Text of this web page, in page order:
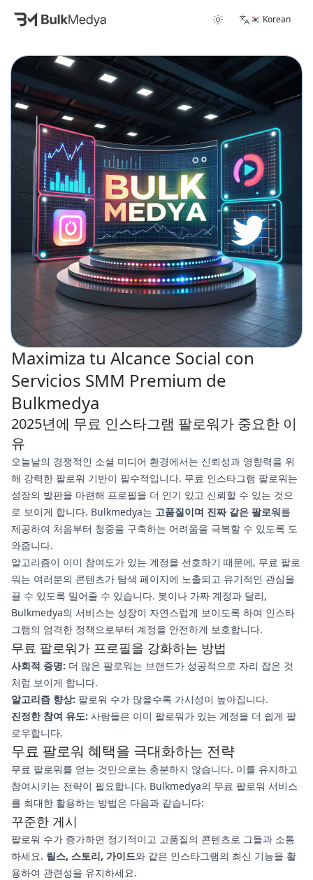
🇰🇷 Korean
Maximiza tu Alcance Social con
Servicios SMM Premium de
Bulkmedya
2025년에 무료 인스타그램 팔로워가 중요한 이
유
오늘날의 경쟁적인 소셜 미디어 환경에서는 신뢰성과 영향력을 위
해 강력한 팔로워 기반이 필수적입니다. 무료 인스타그램 팔로워는
성장의 발판을 마련해 프로필을 더 인기 있고 신뢰할 수 있는 것으
로 보이게 합니다. Bulkmedya는 고품질이며 진짜 같은 팔로워를
제공하여 처음부터 청중을 구축하는 어려움을 극복할 수 있도록 도
와줍니다.
알고리즘이 이미 참여도가 있는 계정을 선호하기 때문에, 무료 팔로
워는 여러분의 콘텐츠가 탐색 페이지에 노출되고 유기적인 관심을
끌 수 있도록 밀어줄 수 있습니다. 봇이나 가짜 계정과 달리,
Bulkmedya의 서비스는 성장이 자연스럽게 보이도록 하여 인스타
그램의 엄격한 정책으로부터 계정을 안전하게 보호합니다.
무료 팔로워가 프로필을 강화하는 방법
사회적 증명: 더 많은 팔로워는 브랜드가 성공적으로 자리 잡은 것
처럼 보이게 합니다.
알고리즘 향상: 팔로워 수가 많을수록 가시성이 높아집니다.
진정한 참여 유도: 사람들은 이미 팔로워가 있는 계정을 더 쉽게 팔
로우합니다.
무료 팔로워 혜택을 극대화하는 전략
무료 팔로워를 얻는 것만으로는 충분하지 않습니다. 이를 유지하고
참여시키는 전략이 필요합니다. Bulkmedya의 무료 팔로워 서비스
를 최대한 활용하는 방법은 다음과 같습니다:
꾸준한 게시
팔로워 수가 증가하면 정기적이고 고품질의 콘텐츠로 그들과 소통
하세요. 릴스, 스토리, 가이드와 같은 인스타그램의 최신 기능을 활
용하여 관련성을 유지하세요.